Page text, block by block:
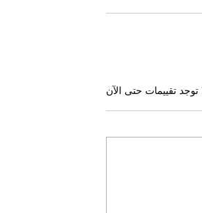
توجد تقييمات حتى الآن